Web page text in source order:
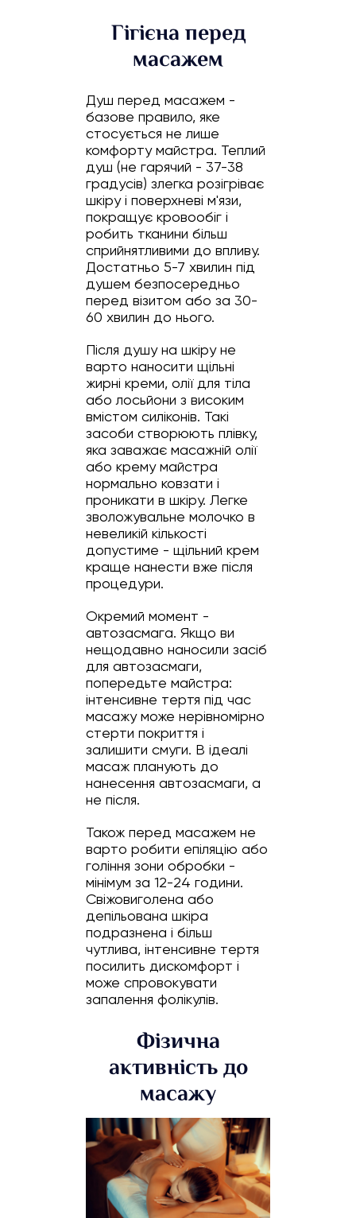
Гігієна перед
масажем
Душ перед масажем -
базове правило, яке
стосується не лише
комфорту майстра. Теплий
душ (не гарячий - 37-38
градусів) злегка розігріває
шкіру і поверхневі м'язи,
покращує кровообіг і
робить тканини більш
сприйнятливими до впливу.
Достатньо 5-7 хвилин під
душем безпосередньо
перед візитом або за 30-
60 хвилин до нього.
Після душу на шкіру не
варто наносити щільні
жирні креми, олії для тіла
або лосьйони з високим
вмістом силіконів. Такі
засоби створюють плівку,
яка заважає масажній олії
або крему майстра
нормально ковзати і
проникати в шкіру. Легке
зволожувальне молочко в
невеликій кількості
допустиме - щільний крем
краще нанести вже після
процедури.
Окремий момент -
автозасмага. Якщо ви
нещодавно наносили засіб
для автозасмаги,
попередьте майстра:
інтенсивне тертя під час
масажу може нерівномірно
стерти покриття і
залишити смуги. В ідеалі
масаж планують до
нанесення автозасмаги, а
не після.
Також перед масажем не
варто робити епіляцію або
гоління зони обробки -
мінімум за 12-24 години.
Свіжовиголена або
депільована шкіра
подразнена і більш
чутлива, інтенсивне тертя
посилить дискомфорт і
може спровокувати
запалення фолікулів.
Фізична
активність до
масажу